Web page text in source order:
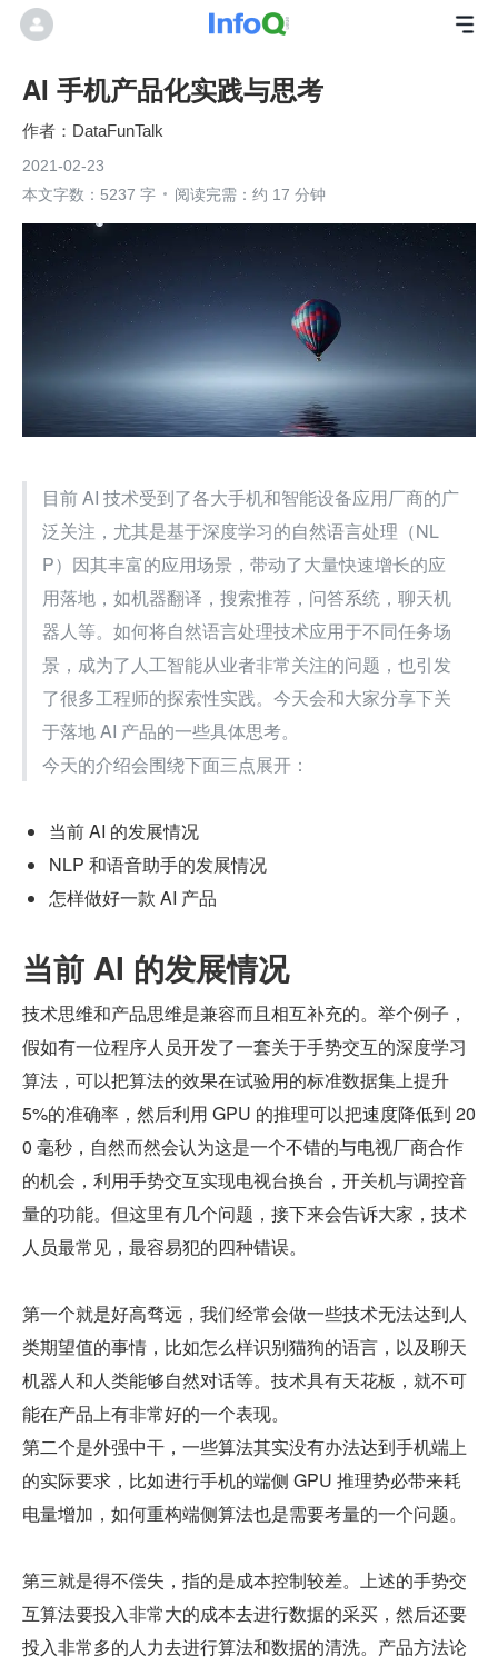
AI 手机产品化实践与思考
DataFunTalk
2021-02-23
本文字数：5237 字
阅读完需：约 17 分钟
目前 AI 技术受到了各大手机和智能设备应用厂商的广
泛关注，尤其是基于深度学习的自然语言处理（NL
P）因其丰富的应用场景，带动了大量快速增长的应
用落地，如机器翻译，搜索推荐，问答系统，聊天机
器人等。如何将自然语言处理技术应用于不同任务场
景，成为了人工智能从业者非常关注的问题，也引发
了很多工程师的探索性实践。今天会和大家分享下关
于落地 AI 产品的一些具体思考。
今天的介绍会围绕下面三点展开：
当前 AI 的发展情况
NLP 和语音助手的发展情况
怎样做好一款 AI 产品
当前 AI 的发展情况
技术思维和产品思维是兼容而且相互补充的。举个例子，
假如有一位程序人员开发了一套关于手势交互的深度学习
算法，可以把算法的效果在试验用的标准数据集上提升
5%的准确率，然后利用 GPU 的推理可以把速度降低到 20
0 毫秒，自然而然会认为这是一个不错的与电视厂商合作
的机会，利用手势交互实现电视台换台，开关机与调控音
量的功能。但这里有几个问题，接下来会告诉大家，技术
人员最常见，最容易犯的四种错误。
第一个就是好高骛远，我们经常会做一些技术无法达到人
类期望值的事情，比如怎么样识别猫狗的语言，以及聊天
机器人和人类能够自然对话等。技术具有天花板，就不可
能在产品上有非常好的一个表现。
第二个是外强中干，一些算法其实没有办法达到手机端上
的实际要求，比如进行手机的端侧 GPU 推理势必带来耗
电量增加，如何重构端侧算法也是需要考量的一个问题。
第三就是得不偿失，指的是成本控制较差。上述的手势交
互算法要投入非常大的成本去进行数据的采买，然后还要
投入非常多的人力去进行算法和数据的清洗。产品方法论